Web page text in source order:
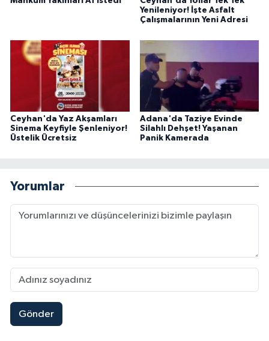
Yenileniyor! İşte Asfalt
Çalışmalarının Yeni Adresi
Ceyhan'da Yaz Akşamları
Sinema Keyfiyle Şenleniyor!
Üstelik Ücretsiz
Adana'da Taziye Evinde
Silahlı Dehşet! Yaşanan
Panik Kamerada
Yorumlar
Gönder